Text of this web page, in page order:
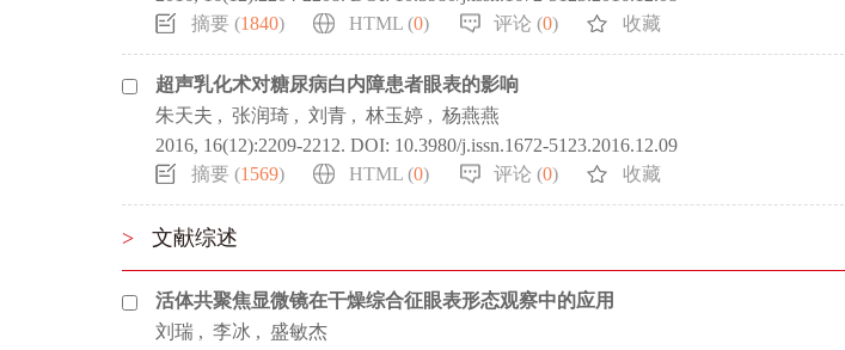
摘要 (1840) HTML (0) 评论 (0) 收藏
超声乳化术对糖尿病白内障患者眼表的影响
朱天夫 , 张润琦 , 刘青 , 林玉婷 , 杨燕燕
2016, 16(12):2209-2212. DOI: 10.3980/j.issn.1672-5123.2016.12.09
摘要 (1569) HTML (0) 评论 (0) 收藏
> 文献综述
活体共聚焦显微镜在干燥综合征眼表形态观察中的应用
刘瑞 , 李冰 , 盛敏杰